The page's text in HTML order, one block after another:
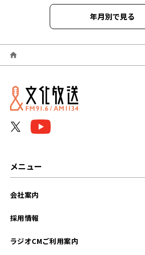
年月別で見る
2026年06月
2026年05月
2026年04月
メニュー
会社案内
採用情報
ラジオCMご利用案内